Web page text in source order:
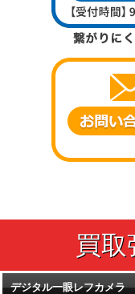
デジタル一眼レフカメラ